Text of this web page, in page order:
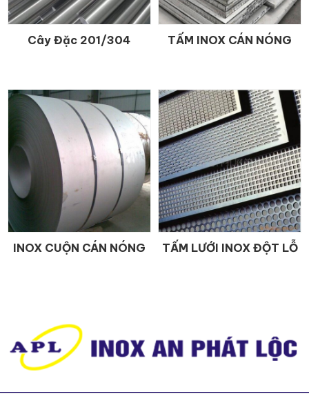
CHI TIẾT
Cây Đặc 201/304 CHI TIẾT
TẤM INOX CÁN NÓNG
CHI TIẾT
INOX CUỘN CÁN NÓNG CHI TIẾT
TẤM LƯỚI INOX ĐỘT LỖ